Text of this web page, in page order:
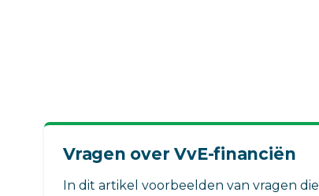
Vragen over VvE-financiën
In dit artikel voorbeelden van vragen die